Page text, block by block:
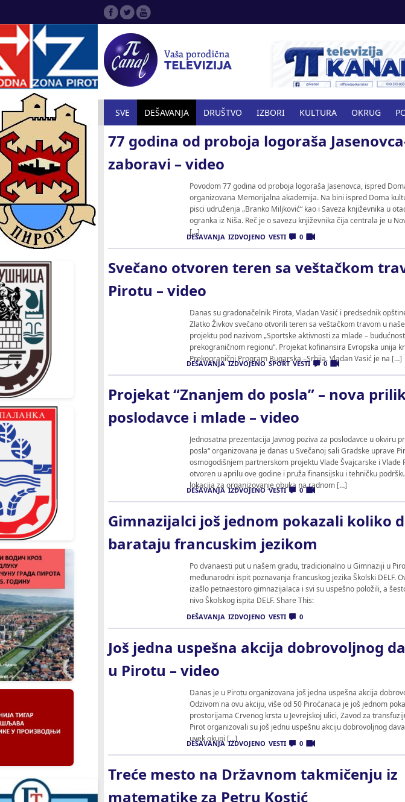
SVE DEŠAVANJA DRUŠTVO IZBORI KULTURA OKRUG
SPORT ZANIMLJIVOSTI ZDRAVSTVO
77 godina od proboja logoraša
zaboravi – video
Povodom 77 godina od proboja logoraša Jasenovca, ispred
organizovana Memorijalna akademija. Na bini ispred Doma
pisci udruženja „Branko Miljković“ kao i Saveza književnika u
ogranka iz Niša. Reč je o savezu književnika čija centrala je u
[…]
DEŠAVANJA IZDVOJENO VESTI 0
Svečano otvoren teren sa veštačkom
Pirotu – video
Danas su gradonačelnik Pirota, Vladan Vasić i predsednik
Zlatko Živkov svečano otvorili teren sa veštačkom travom u
projektu pod nazivom „Sportske aktivnosti za mlade –
prekograničnom regionu“. Projekat kofinansira Evropska unija
Prekogranični Program Bugarska –Srbija. Vladan Vasić je na […]
DEŠAVANJA IZDVOJENO SPORT VESTI 0
Projekat “Znanjem do posla” – nova
poslodavce i mlade – video
Jednosatna prezentacija Javnog poziva za poslodavce u okviru
posla“ organizovana je danas u Svečanoj sali Gradske uprave
osmogodišnjem partnerskom projektu Vlade Švajcarske i Vlade
otvoren u aprilu ove godine i pruža finansijsku i tehničku
lokacija za organizovanje obuka na radnom […]
DEŠAVANJA IZDVOJENO VESTI 0
Gimnazijalci još jednom pokazali koliko
barataju francuskim jezikom
Po dvanaesti put u našem gradu, tradicionalno u Gimnaziji u
međunarodni ispit poznavanja francuskog jezika Školski DELF.
izašlo petnaestoro gimnazijalaca i svi su uspešno položili, a
nivo Školskog ispita DELF. Share This:
DEŠAVANJA IZDVOJENO VESTI 0
Još jedna uspešna akcija dobrovoljnog
u Pirotu – video
Danas je u Pirotu organizovana još jedna uspešna akcija
Odzivom na ovu akciju, više od 50 Piroćanaca je još jednom
prostorijama Crvenog krsta u Jevrejskoj ulici, Zavod za
Pirot organizovali su još jednu uspešnu akciju dobrovoljnog
uvek okupi […]
DEŠAVANJA IZDVOJENO VESTI 0
Treće mesto na Državnom takmičenju iz
matematike za Petru Kostić